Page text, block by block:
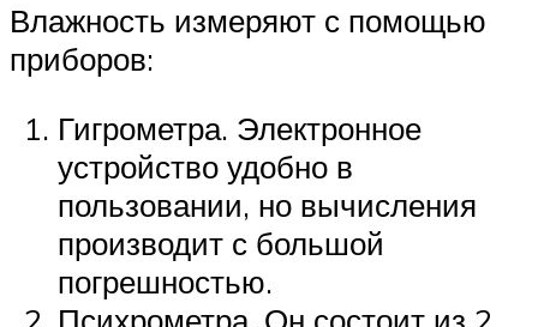
Влажность измеряют с помощью
приборов:
Гигрометра. Электронное
устройство удобно в
пользовании, но вычисления
производит с большой
погрешностью.